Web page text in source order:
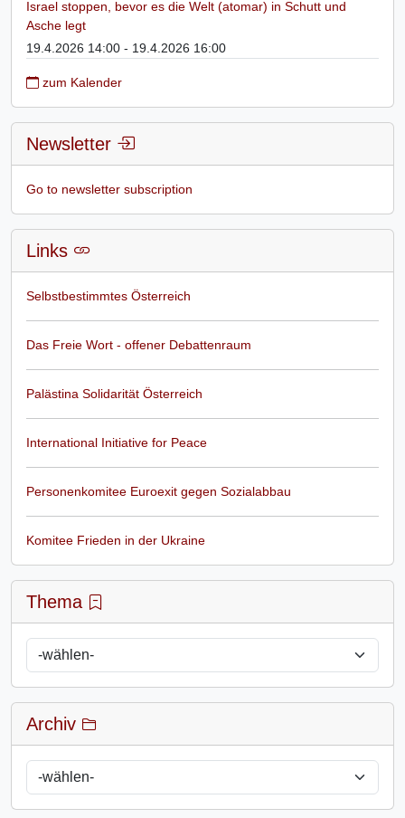
Israel stoppen, bevor es die Welt (atomar) in Schutt und
Asche legt
19.4.2026 14:00 - 19.4.2026 16:00
zum Kalender
Newsletter
Go to newsletter subscription
Links
Selbstbestimmtes Österreich
Das Freie Wort - offener Debattenraum
Palästina Solidarität Österreich
International Initiative for Peace
Personenkomitee Euroexit gegen Sozialabbau
Komitee Frieden in der Ukraine
Thema
Archiv